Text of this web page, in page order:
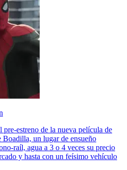
pre-estreno de la nueva película de
un lugar de ensueño
raíl, agua a 3 o 4 veces su precio
y hasta con un feísimo vehículo